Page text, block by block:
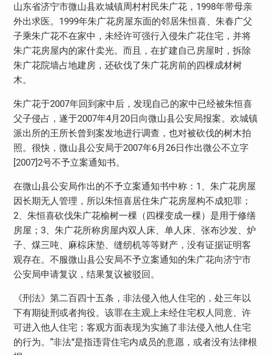
山东省济宁市微山县欢城镇周村村民朱广花，1998年带母亲
外出求医。1999年朱广花房屋东面的邻居朱恒喜、朱春广父
子乘朱广花不在家中，未经许可强行入侵朱广花住宅，并将
朱广花房屋内的家什卖光。而且，在扩建自己房屋时，拆除
朱广花院墙占地建房，还砍伐了朱广花房前的四棵成材树
木。
朱广花于2007年回到家中后，发现自己的家中已经被朱恒喜
父子侵占，遂于2007年4月20日向微山县公安局报案。欢城镇
派出所的王所长曾到案发地进行调查，也对被砍伐的树木拍
照。很快，微山县公安局于2007年6月26日作出微公不立字
[2007]2号不予立案通知书。
在微山县公安局作出的不予立案通知书中称：1、朱广花房屋
因长期无人管理，所以朱恒喜居住朱广花房屋构不成犯罪；
2、朱恒喜砍伐朱广花榆树一棵（四棵变成一棵）是用于修缮
房屋；3、朱广花所称房屋内双人床、单人床、张布沙发、炉
子、煤三吨、麻棕床垫、缝纫机等等财产，没有证据证明客
观存在。不服微山县公安局不予立案通知的朱广花向济宁市
公安局申请复议，结果复议被驳回。
《刑法》第二百四十五条，非法侵入他人住宅的，处三年以
下有期徒刑或者拘役。该罪在主观上未经住宅权人同意、许
可进入他人住宅；客观方面表现为实施了非法侵入他人住宅
的行为。“非法”是指违背住宅内成员的意愿，或者没有法律根